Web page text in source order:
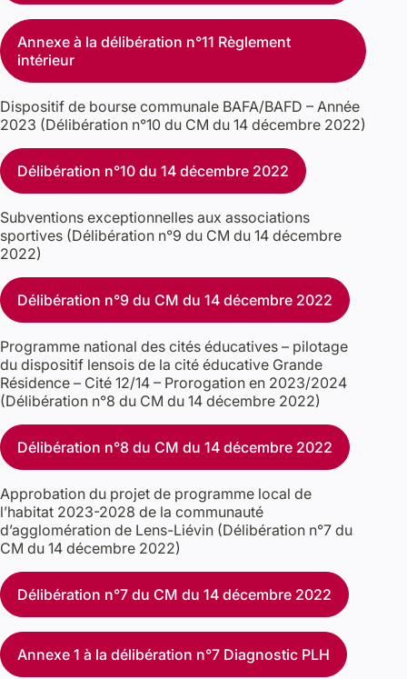
Annexe à la délibération n°11 Règlement
intérieur
Dispositif de bourse communale BAFA/BAFD – Année
2023 (Délibération n°10 du CM du 14 décembre 2022)
Délibération n°10 du 14 décembre 2022
Subventions exceptionnelles aux associations
sportives (Délibération n°9 du CM du 14 décembre
2022)
Délibération n°9 du CM du 14 décembre 2022
Programme national des cités éducatives – pilotage
du dispositif lensois de la cité éducative Grande
Résidence – Cité 12/14 – Prorogation en 2023/2024
(Délibération n°8 du CM du 14 décembre 2022)
Délibération n°8 du CM du 14 décembre 2022
Approbation du projet de programme local de
l’habitat 2023-2028 de la communauté
d’agglomération de Lens-Liévin (Délibération n°7 du
CM du 14 décembre 2022)
Délibération n°7 du CM du 14 décembre 2022
Annexe 1 à la délibération n°7 Diagnostic PLH